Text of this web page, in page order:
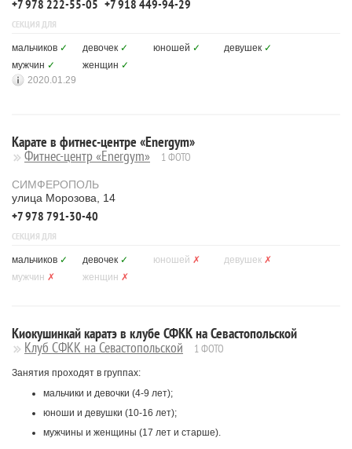
+7 978 222-55-05 +7 918 449-94-29
СЕКЦИЯ ДЛЯ
мальчиков ✓ девочек ✓ юношей ✓ девушек ✓
мужчин ✓ женщин ✓
2020.01.29
Карате в фитнес-центре «Energym»
Фитнес-центр «Energym» 1 ФОТО
СИМФЕРОПОЛЬ
улица Морозова, 14
+7 978 791-30-40
СЕКЦИЯ ДЛЯ
мальчиков ✓ девочек ✓ юношей ✗ девушек ✗
мужчин ✗ женщин ✗
Киокушинкай каратэ в клубе СФКК на Севастопольской
Клуб СФКК на Севастопольской 1 ФОТО
Занятия проходят в группах:
мальчики и девочки (4-9 лет);
юноши и девушки (10-16 лет);
мужчины и женщины (17 лет и старше).